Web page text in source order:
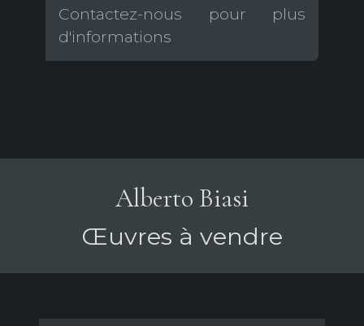
Contactez-nous pour plus
d'informations
Alberto Biasi
Œuvres à vendre